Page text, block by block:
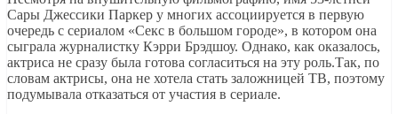
Сары Джессики Паркер у многих ассоциируется в первую
очередь с сериалом «Секс в большом городе», в котором она
сыграла журналистку Кэрри Брэдшоу. Однако, как оказалось,
актриса не сразу была готова согласиться на эту роль.Так, по
словам актрисы, она не хотела стать заложницей ТВ, поэтому
подумывала отказаться от участия в сериале.